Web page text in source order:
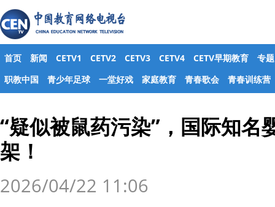
首页 新闻 CETV1 CETV2 CETV3 CETV4 CETV早期教育
专题
职教中国
青少年足球 一堂好戏 家庭教育 青春歌会 青春训练营
“疑似被鼠药污染”，国际知名
架！
2026/04/22 11:06